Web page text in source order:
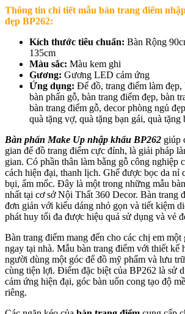
Thông tin chi tiết mẫu bàn trang điểm
đẹp BP262:
Kích thước tiêu chuẩn: Bàn Rộng
135cm
Màu sắc: Màu kem ghi
Gương: Gương LED cảm ứng
Ứng dụng: Để đồ, trang điểm làm đẹp,
bàn phấn gỗ, bàn trang điểm đẹp, bàn
bàn trang điểm gỗ, decor phòng ngủ
quà tặng vợ, quà tặng bạn gái, quà tặng
Bàn phấn Make Up nhập khẩu BP262 giúp
gian để đồ trang điểm cực đỉnh, là giải pháp
gian. Có phần thân làm bằng gỗ công nghiệp
cách hiện đại, thanh lịch. Ghế được bọc da nỉ
bụi, ẩm mốc. Đây là một trong những mẫu
nhất tại cơ sở Nội Thất 360 Decor. Bàn trang
đơn giản với kiểu dáng nhỏ gọn và tiết kiệm
phát huy tối đa được hiệu quả sử dụng và vẻ
Bàn trang điểm mang đến cho các chị em một
ngay tại nhà. Mẫu bàn trang điểm với thiết kế
người dùng một góc để đồ mỹ phẩm và lưu
cùng tiện lợi. Điểm đặc biệt của BP262 là sử
cảm ứng hiện đại, góc bàn uốn cong tạo độ
riêng.